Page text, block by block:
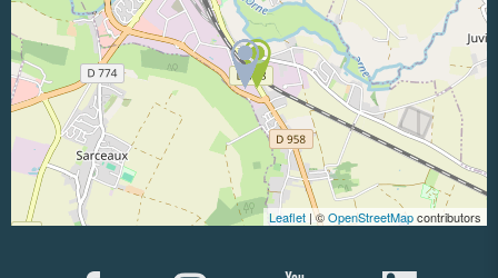
Leaflet | ©OpenStreetMapcontributors